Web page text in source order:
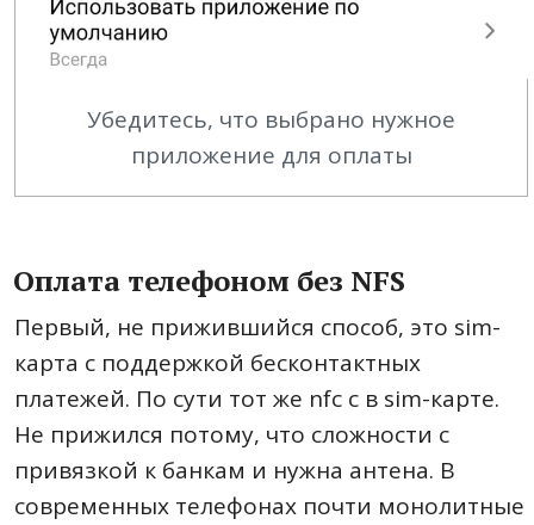
Убедитесь, что выбрано нужное
приложение для оплаты
Оплата телефоном без NFS
Первый, не прижившийся способ, это sim-
карта с поддержкой бесконтактных
платежей. По сути тот же nfc с в sim-карте.
Не прижился потому, что сложности с
привязкой к банкам и нужна антена. В
современных телефонах почти монолитные